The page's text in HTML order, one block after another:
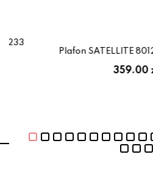
Plafon SATELLITE
359.00